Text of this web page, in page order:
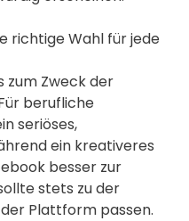
richtige Wahl für jede
zum Zweck der
berufliche
seriöses,
ein kreativeres
besser zur
stets zu der
Plattform passen.